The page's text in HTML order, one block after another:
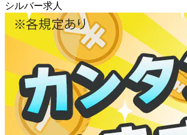
シルバー求人